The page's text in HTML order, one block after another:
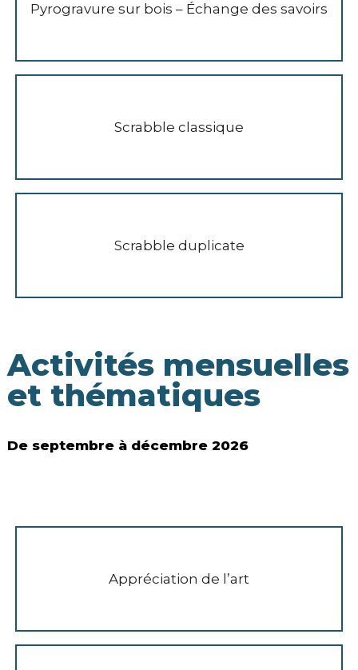
Pyrogravure sur bois – Échange des savoirs
Scrabble classique
Scrabble duplicate
Activités mensuelles
et thématiques
De septembre à décembre 2026
Appréciation de l’art